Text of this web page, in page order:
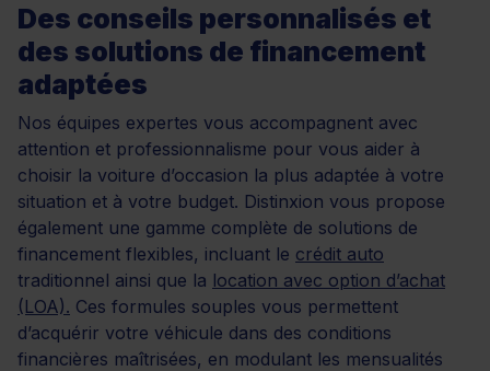
Des conseils personnalisés et
des solutions de financement
adaptées
Nos équipes expertes vous accompagnent avec
attention et professionnalisme pour vous aider à
choisir la voiture d’occasion la plus adaptée à votre
situation et à votre budget. Distinxion vous propose
également une gamme complète de solutions de
financement flexibles, incluant le crédit auto
traditionnel ainsi que la location avec option d’achat
(LOA). Ces formules souples vous permettent
d’acquérir votre véhicule dans des conditions
financières maîtrisées, en modulant les mensualités